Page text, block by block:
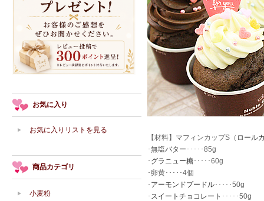
【材料】マフィンカップS（ ロール
･無塩バター ･････85g
･ グラニュー糖･････60g
･卵黄･････4個
･ アーモンドプードル･････50g
･ スイートチョコレート ･････50g
お気に入り
お気に入りリストを見る
商品カテゴリ
小麦粉